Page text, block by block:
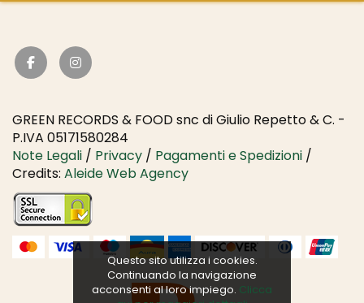
GREEN RECORDS & FOOD snc di Giulio Repetto & C. -
P.IVA 05171580284
Note Legali / Privacy / Pagamenti e Spedizioni /
Credits: Aleide Web Agency
Questo sito utilizza i cookies.
Continuando la navigazione
acconsenti al loro impiego. Clicca